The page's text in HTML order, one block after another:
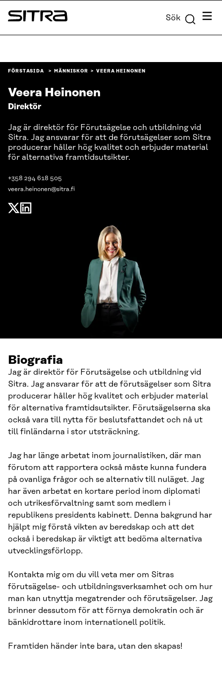
Skip to
content
Sitra Sök Meny
FÖRSTASIDA MÄNNISKOR VEERA HEINONEN
Veera Heinonen
Direktör
Jag är direktör för Förutsägelse och utbildning vid
Sitra. Jag ansvarar för att de förutsägelser som Sitra
producerar håller hög kvalitet och erbjuder material
för alternativa framtidsutsikter.
+358 294 618 505
veera.heinonen@sitra.fi
Biografia
Jag är direktör för Förutsägelse och utbildning vid
Sitra. Jag ansvarar för att de förutsägelser som Sitra
producerar håller hög kvalitet och erbjuder material
för alternativa framtidsutsikter. Förutsägelserna ska
också vara till nytta för beslutsfattandet och nå ut
till finländarna i stor utsträckning.
Jag har länge arbetat inom journalistiken, där man
förutom att rapportera också måste kunna fundera
på ovanliga frågor och se alternativ till nuläget. Jag
har även arbetat en kortare period inom diplomati
och utrikesförvaltning samt som medlem i
republikens presidents kabinett. Denna bakgrund har
hjälpt mig förstå vikten av beredskap och att det
också i beredskap är viktigt att bedöma alternativa
utvecklingsförlopp.
Kontakta mig om du vill veta mer om Sitras
förutsägelse- och utbildningsverksamhet och om hur
man kan utnyttja megatrender och förutsägelser. Jag
brinner dessutom för att förnya demokratin och är
bänkidrottare inom internationell politik.
Framtiden händer inte bara, utan den skapas!